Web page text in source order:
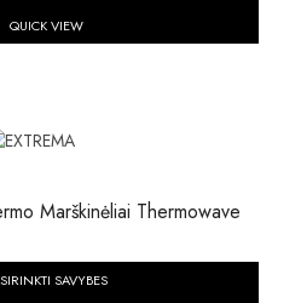
QUICK VIEW
Marškinėliai Thermowave
SAVYBES